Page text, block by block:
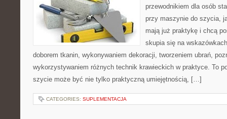
przewodnikiem dla osób
przy maszynie do szycia,
mają już praktykę i chcą
skupia się na
doborem tkanin, wykonywaniem dekoracji, tworzeniem ubrań,
wykorzystywaniem różnych technik krawieckich w praktyce. To
szycie może być nie tylko praktyczną umiejętnością, […]
CATEGORIES: SUPLEMENTACJA